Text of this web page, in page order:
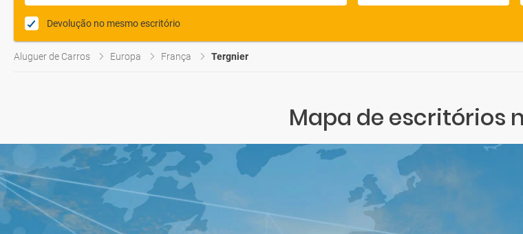
Devolução no mesmo escritório
Aluguer de Carros Europa França Tergnier
Mapa de escritórios